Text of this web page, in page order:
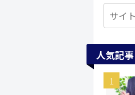
人気記事